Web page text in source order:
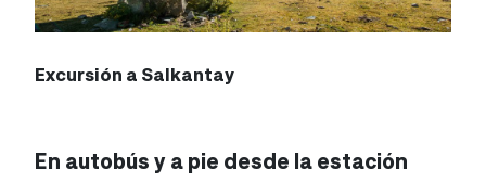
Excursión a Salkantay
En autobús y a pie desde la estación